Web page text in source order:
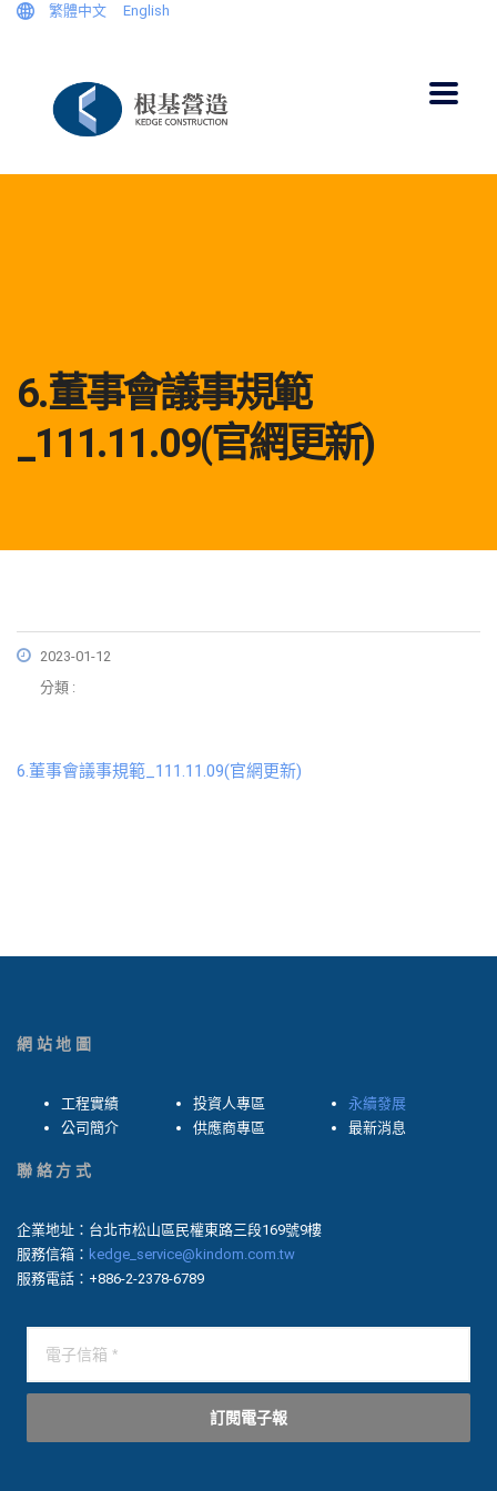
繁體中文 English
6.董事會議事規範
_111.11.09(官網更新)
2023-01-12
分類 :
6.董事會議事規範_111.11.09(官網更新)
網站地圖
工程實績
公司簡介
投資人專區
供應商專區
永續發展
最新消息
聯絡方式
企業地址：台北市松山區民權東路三段169號9樓
服務信箱： kedge_service@kindom.com.tw
服務電話：+886-2-2378-6789
訂閱電子報